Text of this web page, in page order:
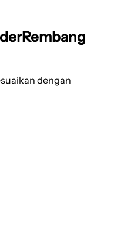
dengan